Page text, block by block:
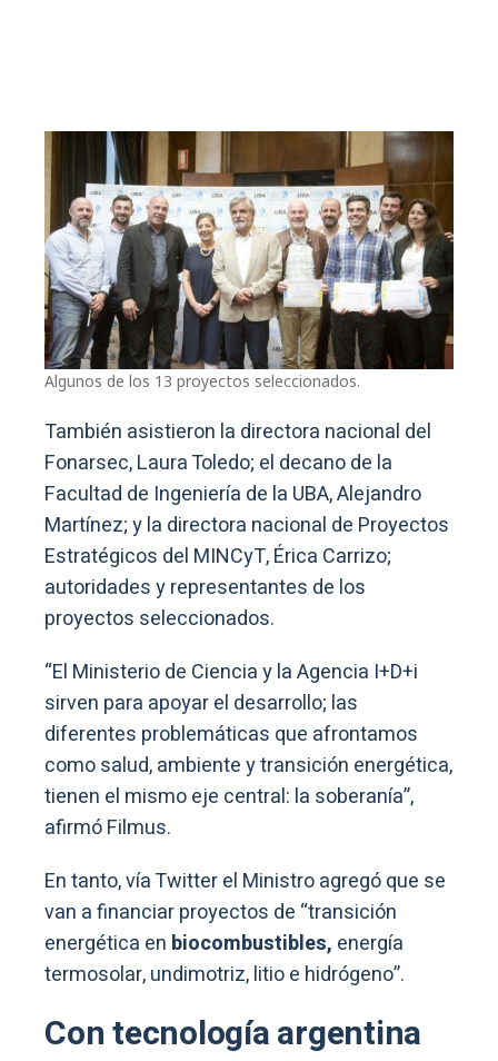
Algunos de los 13 proyectos seleccionados.
También asistieron la directora nacional del
Fonarsec, Laura Toledo; el decano de la
Facultad de Ingeniería de la UBA, Alejandro
Martínez; y la directora nacional de Proyectos
Estratégicos del MINCyT, Érica Carrizo;
autoridades y representantes de los
proyectos seleccionados.
“El Ministerio de Ciencia y la Agencia I+D+i
sirven para apoyar el desarrollo; las
diferentes problemáticas que afrontamos
como salud, ambiente y transición energética,
tienen el mismo eje central: la soberanía”,
afirmó Filmus.
En tanto, vía Twitter el Ministro agregó que se
van a financiar proyectos de “transición
energética en biocombustibles, energía
termosolar, undimotriz, litio e hidrógeno”.
Con tecnología argentina